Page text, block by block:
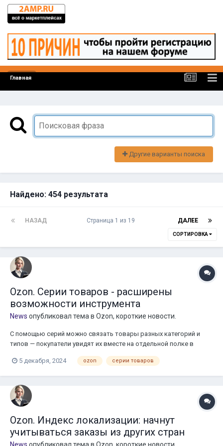
Главная
Другие варианты поиска
Найдено: 454 результата
НАЗАД ДАЛЕЕ
Страница 1 из 19
СОРТИРОВКА
Ozon. Серии товаров - расширены
возможности инструмента
News опубликовал тема в Ozon, короткие новости.
С помощью серий можно связать товары разных категорий и
типов — покупатели увидят их вместе на отдельной полке в
подходящие брюки и рубашку, к столу добавить стулья и полки, к
Ozon обновил инструмент. Теперь: Серии стали доступны в
категориях «Одежда», «Обувь» и «Аксессуары» — пока их видно
только в приложении. В остальных категориях серии
Серии перестали зависеть от продвижения — не обязательно
подключать его, чтобы объединить товары. В чём плюсы серии
Увеличение среднего чека. Покупатели видят больше ваших
5 декабря, 2024 ozon серии товаров
Ozon. Индекс локализации: начнут
учитываться заказы из других стран